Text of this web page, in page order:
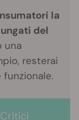
la
del
una
resterai